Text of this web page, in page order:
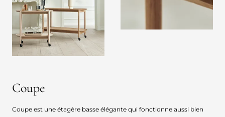
Coupe
Coupe est une étagère basse élégante qui fonctionne aussi bien